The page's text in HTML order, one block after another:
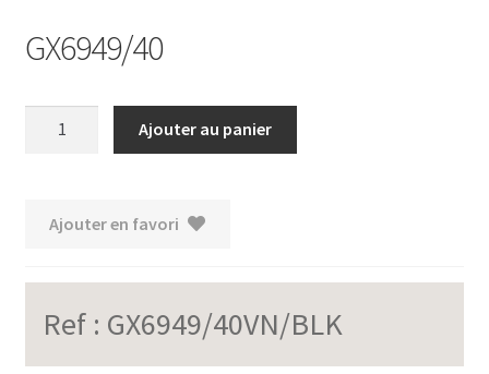
GX6949/40
Ajouter au panier
Ajouter en favori
Ref : GX6949/40VN/BLK